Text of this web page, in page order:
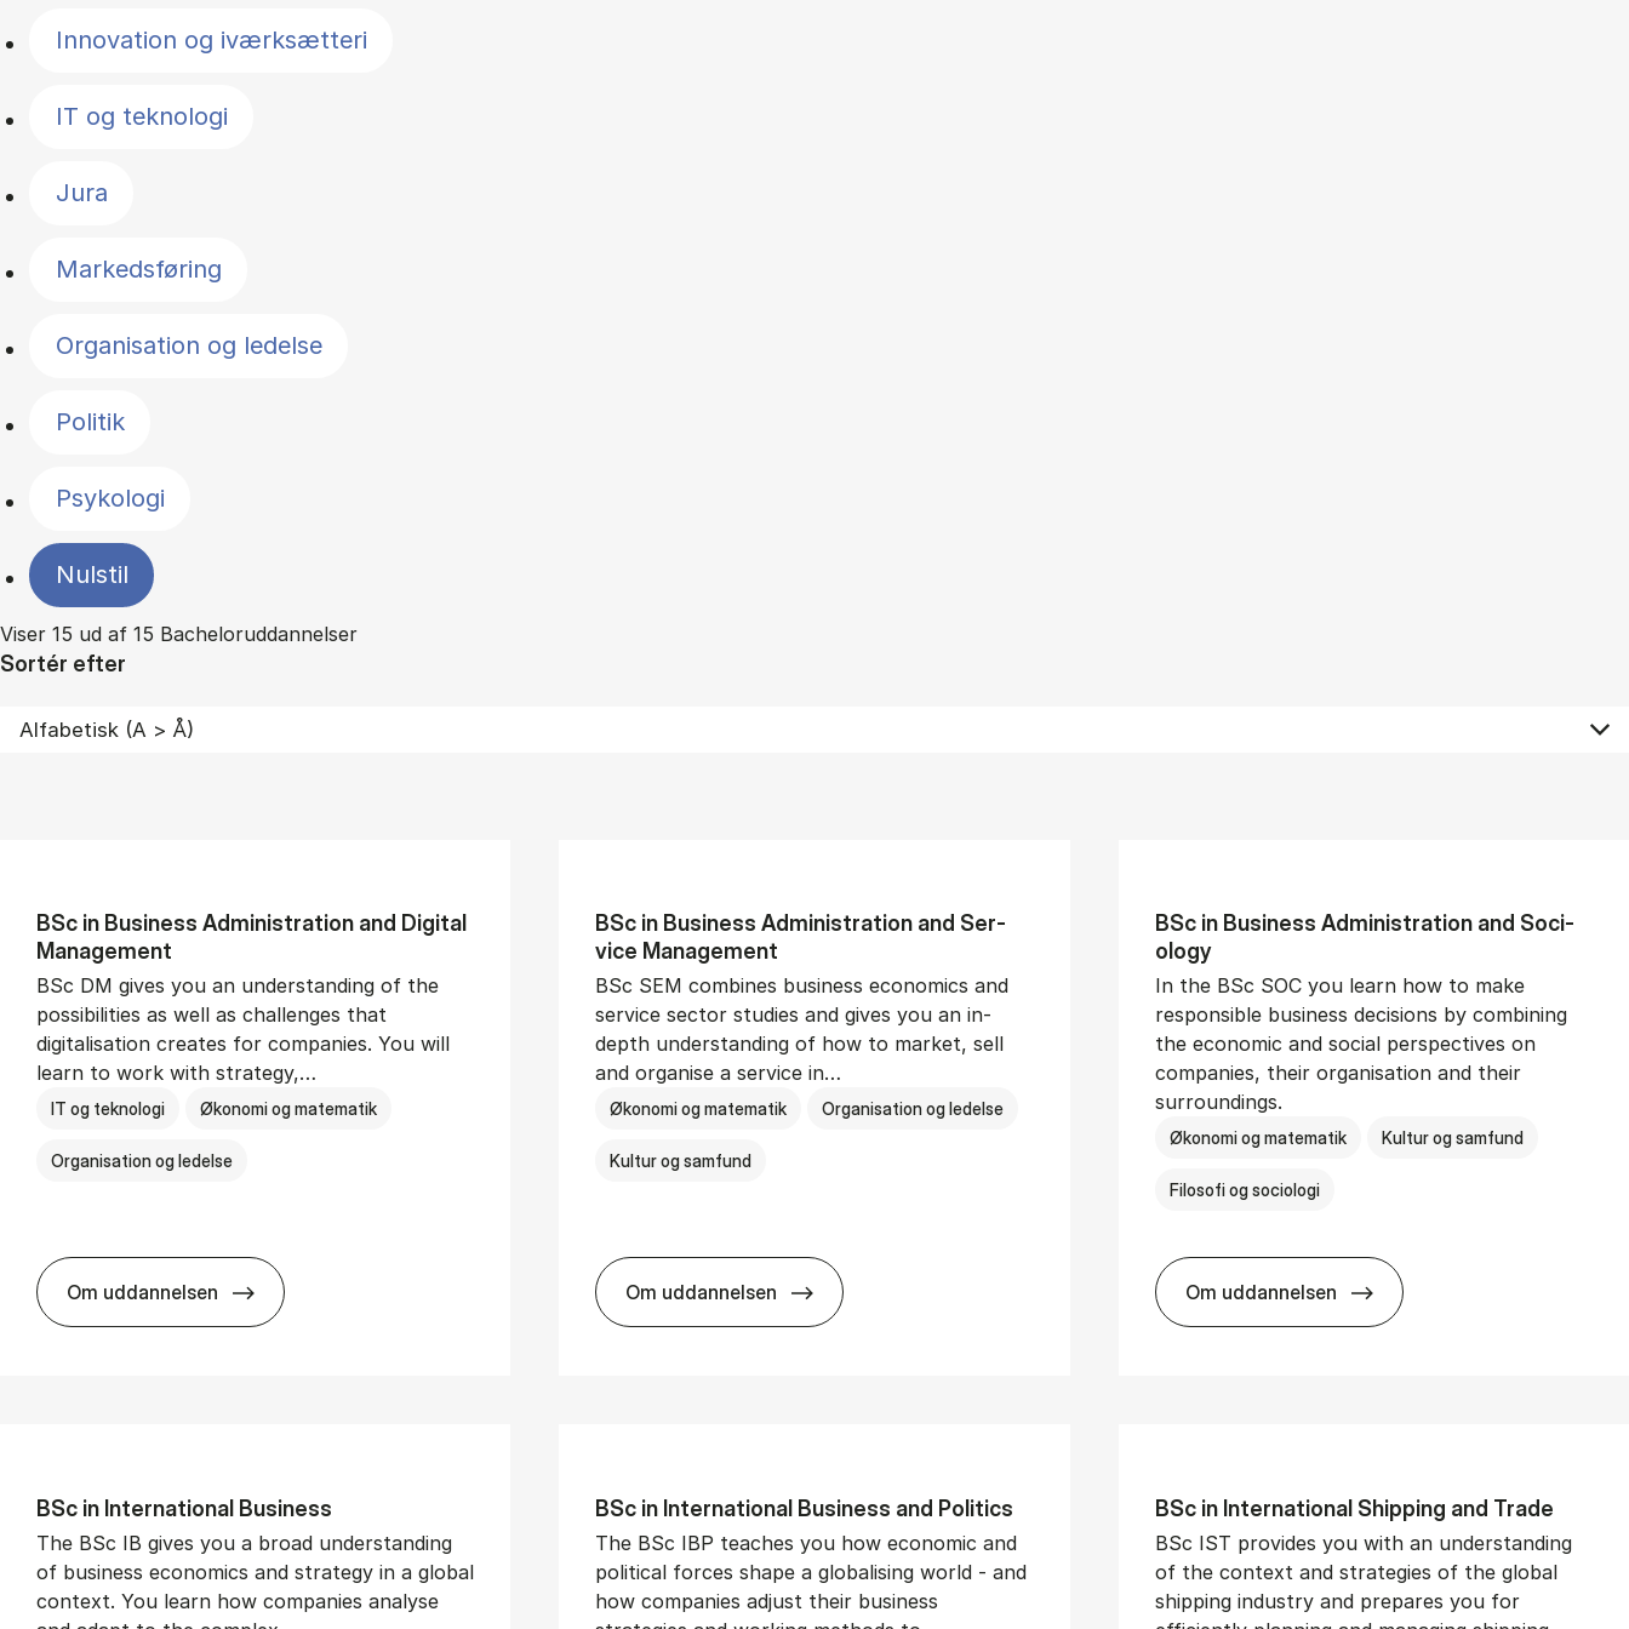
Innovation og iværksætteri
IT og teknologi
Jura
Markedsføring
Organisation og ledelse
Politik
Psykologi
Nulstil
Viser 15 ud af 15 Bacheloruddannelser
Sortér efter
BSc in Busi­ness Ad­min­is­tra­tion and Di­git­al
Man­age­ment
BSc DM gives you an understanding of the
possibilities as well as challenges that
digitalisation creates for companies. You will
learn to work with strategy,…
IT og teknologi Økonomi og matematik
Organisation og ledelse
Om uddannelsen
BSc in Busi­ness Ad­min­is­tra­tion and Di­git­al Man­age­ment
BSc in Busi­ness Ad­min­is­tra­tion and Ser­
vice Man­age­ment
BSc SEM combines business economics and
service sector studies and gives you an in-
depth understanding of how to market, sell
and organise a service in…
Økonomi og matematik Organisation og ledelse
Kultur og samfund
Om uddannelsen
BSc in Busi­ness Ad­min­is­tra­tion and Ser­vice Man­age­ment
BSc in Busi­ness Ad­min­is­tra­tion and So­ci­
ology
In the BSc SOC you learn how to make
responsible business decisions by combining
the economic and social perspectives on
companies, their organisation and their
surroundings.
Økonomi og matematik Kultur og samfund
Filosofi og sociologi
Om uddannelsen
BSc in Busi­ness Ad­min­is­tra­tion and
BSc in In­ter­na­tion­al Busi­ness
The BSc IB gives you a broad understanding
of business economics and strategy in a global
context. You learn how companies analyse
BSc in In­ter­na­tion­al Busi­ness and Polit­ics
The BSc IBP teaches you how economic and
political forces shape a globalising world - and
how companies adjust their business
BSc in In­ter­na­tion­al Ship­ping and Trade
BSc IST provides you with an understanding
of the context and strategies of the global
shipping industry and prepares you for